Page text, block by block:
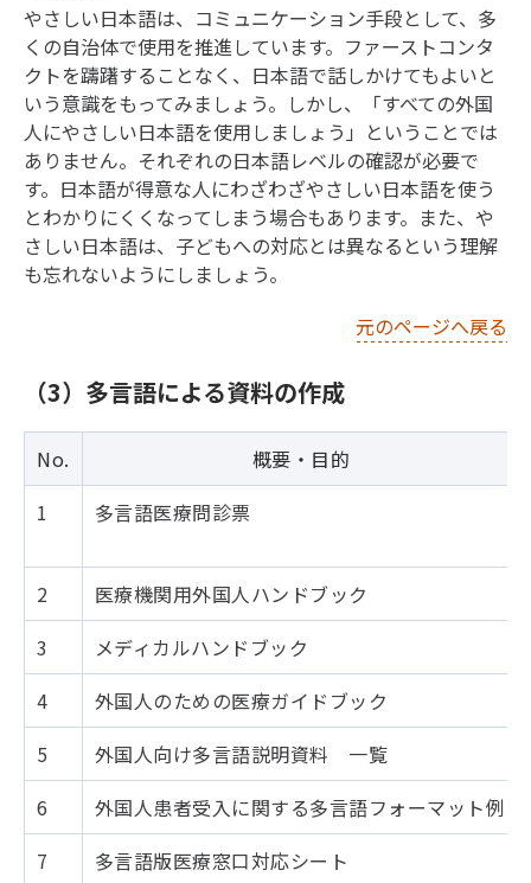
やさしい日本語は、コミュニケーション手段として、多
くの自治体で使用を推進しています。ファーストコンタ
クトを躊躇することなく、日本語で話しかけてもよいと
いう意識をもってみましょう。しかし、「すべての外国
人にやさしい日本語を使用しましょう」ということでは
ありません。それぞれの日本語レベルの確認が必要で
す。日本語が得意な人にわざわざやさしい日本語を使う
とわかりにくくなってしまう場合もあります。また、や
さしい日本語は、子どもへの対応とは異なるという理解
も忘れないようにしましょう。
元のページへ戻る
（3）多言語による資料の作成
No.
概要・目的
1
多言語医療問診票
2
医療機関用外国人ハンドブック
3
メディカルハンドブック
4
外国人のための医療ガイドブック
5
外国人向け多言語説明資料 一覧
6
外国人患者受入に関する多言語フォーマット例
7
多言語版医療窓口対応シート